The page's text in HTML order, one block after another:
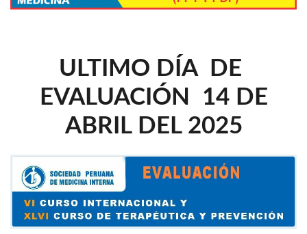
ULTIMO DÍA DE
EVALUACIÓN 14 DE
ABRIL DEL 2025